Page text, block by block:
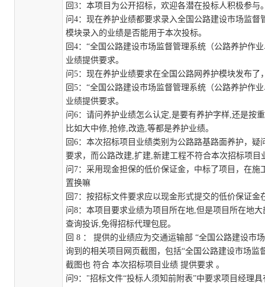
回 3： 本项目为公开招标，欢迎各潜在投标人积极参与
问 4：现在养护业绩都要求录入全国公路建设市场监
模块录入的业绩是否能用于本次投标。
回 4： “全国公路建设市场监督管理系统（公路养护作
业绩提供要求。
问 5： 现在养护业绩要求在全国公路网养护模块发布了
回 5： “全国公路建设市场监督管理系统（公路养护作
业绩提供要求。
问 6： 请问养护业绩怎么认定,是要有养护字样,还是按
比如大中修,抢修,改造,等都是养护业绩。
回 6： 本次招标项目业绩类别为公路路基路面养护，疑
要求，而公路改建,扩建,新建工程不符合本次招标项
问 7：采用现金担保的低价保证金，中标了项目，在
置换嘛
回 7： 按招标文件要求应以现金形式提交的低价保证金
问 8： 本项目要求业绩为项目所在地,但是项目所在地
查询投诉,免得招标代理包屁。
回 8 ： 提供的业绩应为交通运输部 “全国公路建设市
询到的相关项目网页截图，包括“全国公路建设市场
截图也 符合 本次招标项目业绩 提供要求 。
问 9： "招标文件“投标人须知前附表”中要求项目经理